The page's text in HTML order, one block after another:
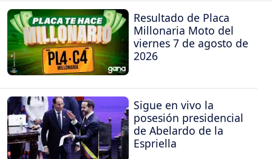
Resultado de Placa
Millonaria Moto del
viernes 7 de agosto de
2026
Sigue en vivo la
posesión presidencial
de Abelardo de la
Espriella